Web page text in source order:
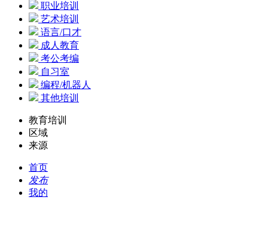
职业培训
艺术培训
语言/口才
成人教育
考公考编
自习室
编程/机器人
其他培训
教育培训
区域
来源
首页
发布
我的